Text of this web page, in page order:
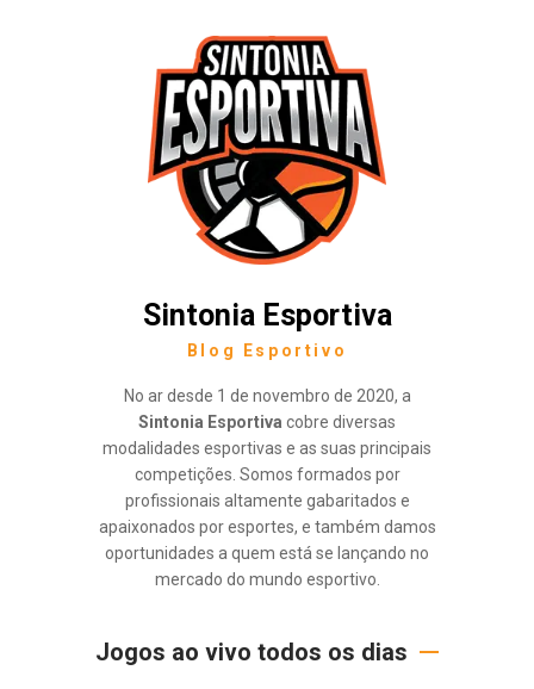
Sintonia Esportiva
Blog Esportivo
No ar desde 1 de novembro de 2020, a
Sintonia Esportiva cobre diversas
modalidades esportivas e as suas principais
competições. Somos formados por
profissionais altamente gabaritados e
apaixonados por esportes, e também damos
oportunidades a quem está se lançando no
mercado do mundo esportivo.
Jogos ao vivo todos os dias